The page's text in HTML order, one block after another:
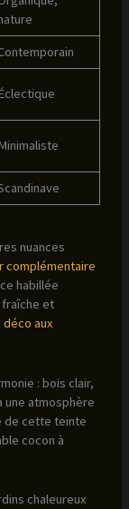
nuances
complémentaire
habillée
fraîche et
déco aux
: bois clair,
atmosphère
de cette teinte
cocon à
chaleureux